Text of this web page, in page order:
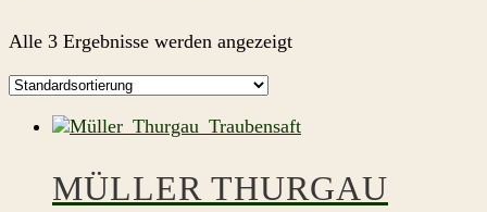
Alle 3 Ergebnisse werden angezeigt
MÜLLER THURGAU